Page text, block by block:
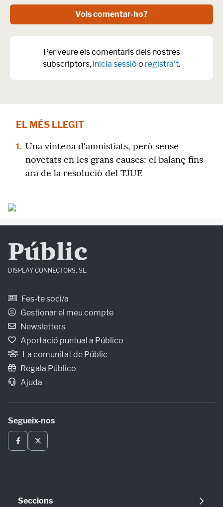
Vols comentar-ho?
Per veure els comentaris dels nostres
subscriptors, inicia sessió o registra't.
EL MÉS LLEGIT
1. Una vintena d'amnistiats, però sense
novetats en les grans causes: el balanç fins
ara de la resolució del TJUE
Públic
DISPLAY CONNECTORS, SL.
Fes-te soci/a
Gestionar el meu compte
Newsletters
Aportació puntual a Público
La comunitat de Públic
Regala Público
Ajuda
Segueix-nos
Seccions